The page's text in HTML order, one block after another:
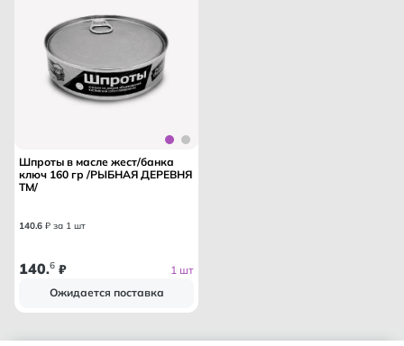
Шпроты в масле жест/банка
ключ 160 гр /РЫБНАЯ ДЕРЕВНЯ
ТМ/
140.6 ₽ за 1 шт
140.6 ₽
1 шт
Ожидается поставка